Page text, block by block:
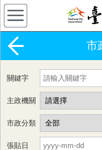
市
關鍵字
主政機關
市政分類
張貼日